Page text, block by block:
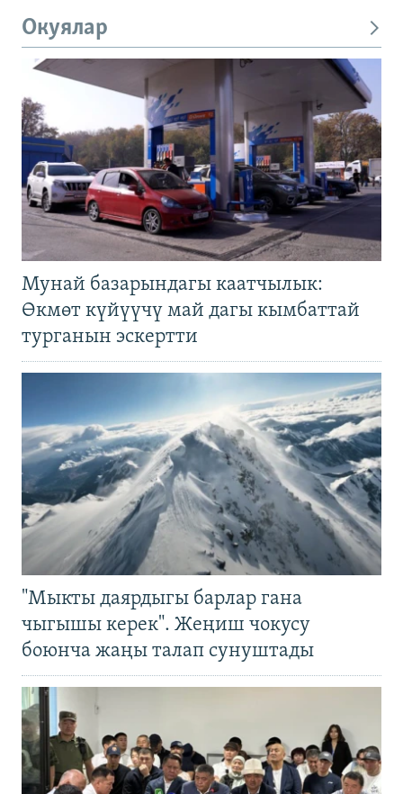
Окуялар
Мунай базарындагы каатчылык:
Өкмөт күйүүчү май дагы кымбаттай
турганын эскертти
"Мыкты даярдыгы барлар гана
чыгышы керек". Жеңиш чокусу
боюнча жаңы талап сунуштады